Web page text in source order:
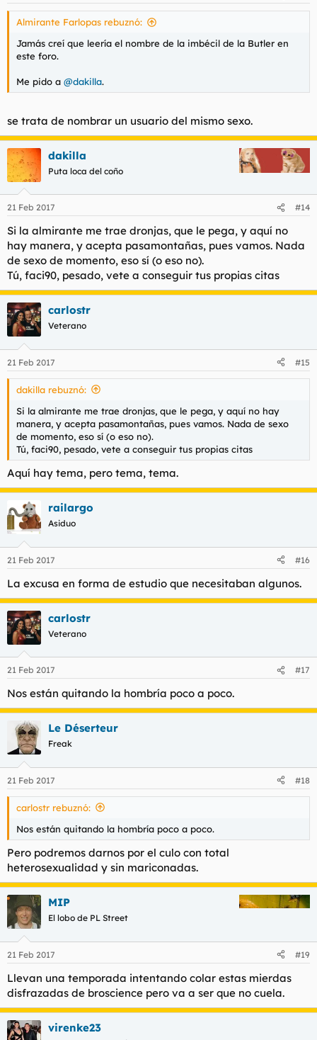
Almirante Farlopas rebuznó:
Jamás creí que leería el nombre de la imbécil de la Butler en
este foro.
Me pido a @dakilla.
se trata de nombrar un usuario del mismo sexo.
dakilla
Puta loca del coño
21 Feb 2017 #14
Si la almirante me trae dronjas, que le pega, y aquí no
hay manera, y acepta pasamontañas, pues vamos. Nada
de sexo de momento, eso sí (o eso no).
Tú, faci90, pesado, vete a conseguir tus propias citas
carlostr
Veterano
21 Feb 2017 #15
dakilla rebuznó:
Si la almirante me trae dronjas, que le pega, y aquí no hay
manera, y acepta pasamontañas, pues vamos. Nada de sexo
de momento, eso sí (o eso no).
Tú, faci90, pesado, vete a conseguir tus propias citas
Aquí hay tema, pero tema, tema.
railargo
Asiduo
21 Feb 2017 #16
La excusa en forma de estudio que necesitaban algunos.
carlostr
Veterano
21 Feb 2017 #17
Nos están quitando la hombría poco a poco.
Le Déserteur
Freak
21 Feb 2017 #18
carlostr rebuznó:
Nos están quitando la hombría poco a poco.
Pero podremos darnos por el culo con total
heterosexualidad y sin mariconadas.
MIP
El lobo de PL Street
21 Feb 2017 #19
Llevan una temporada intentando colar estas mierdas
disfrazadas de broscience pero va a ser que no cuela.
virenke23